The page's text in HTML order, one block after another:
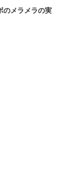
のメラメラの実